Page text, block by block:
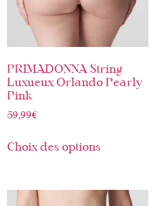
PRIMADONNA String
Luxueux Orlando Pearly
Pink
59,99€
Choix des options